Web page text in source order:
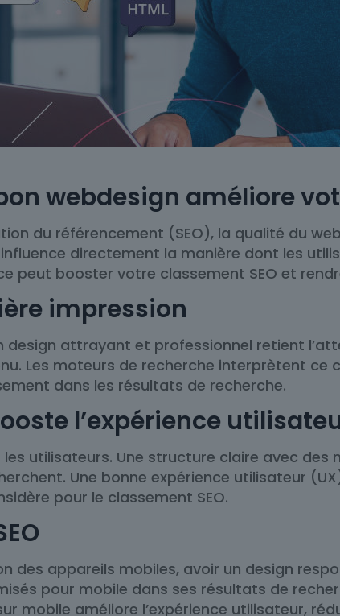
webdesign améliore
du référencement (SEO), la qualité du
directement la manière dont les
peut booster votre classement SEO et
impression
design attrayant et professionnel retient
Les moteurs de recherche interprètent
dans les résultats de recherche.
l’expérience
utilisateurs. Une structure claire avec
Une bonne expérience utilisateur
pour le classement SEO.
des appareils mobiles, avoir un design
pour mobile dans ses résultats de
mobile améliore l’expérience utilisateur,